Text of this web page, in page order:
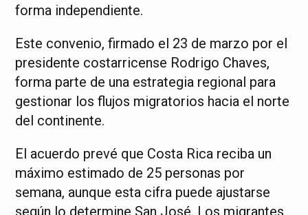
forma independiente.
Este convenio, firmado el 23 de marzo por el
presidente costarricense Rodrigo Chaves,
forma parte de una estrategia regional para
gestionar los flujos migratorios hacia el norte
del continente.
El acuerdo prevé que Costa Rica reciba un
máximo estimado de 25 personas por
semana, aunque esta cifra puede ajustarse
según lo determine San José. Los migrantes